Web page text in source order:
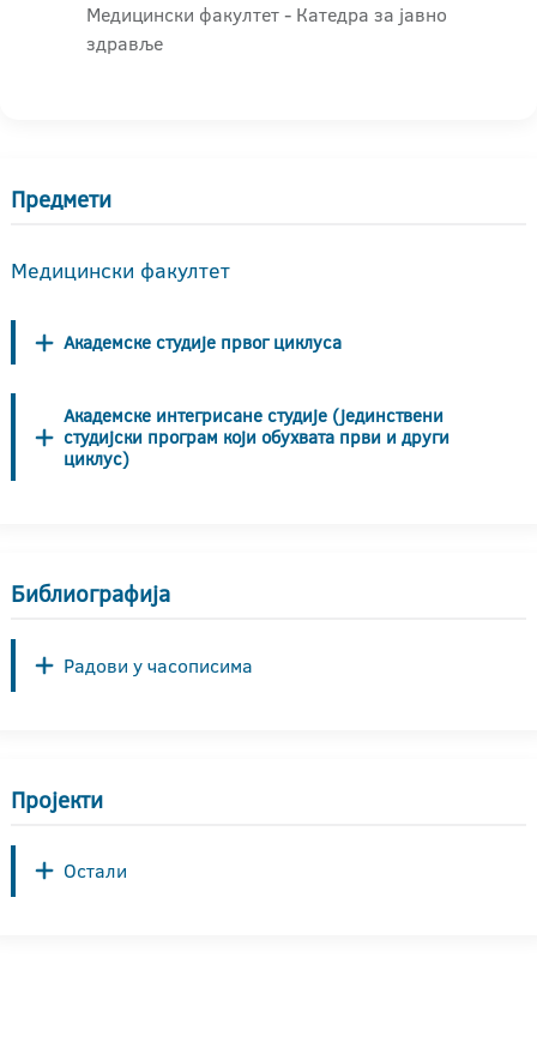
Медицински факултет - Катедра за јавно
здравље
Предмети
Медицински факултет
Академске студије првог циклуса
Академске интегрисане студије (јединствени
студијски програм који обухвата први и други
циклус)
Библиографија
Радови у часописима
Пројекти
Остали